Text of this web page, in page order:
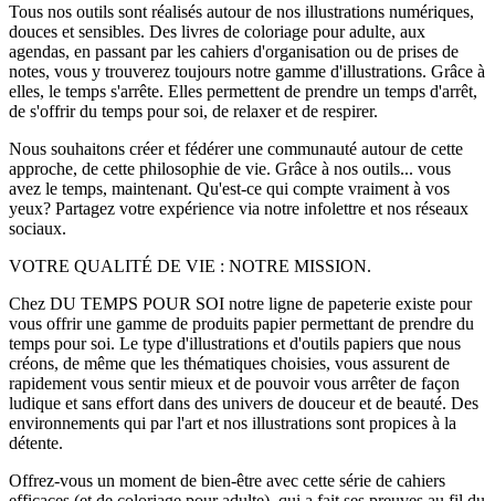
Tous nos outils sont réalisés autour de nos illustrations numériques,
douces et sensibles. Des livres de coloriage pour adulte, aux
agendas, en passant par les cahiers d'organisation ou de prises de
notes, vous y trouverez toujours notre gamme d'illustrations. Grâce à
elles, le temps s'arrête. Elles permettent de prendre un temps d'arrêt,
de s'offrir du temps pour soi, de relaxer et de respirer.
Nous souhaitons créer et fédérer une communauté autour de cette
approche, de cette philosophie de vie. Grâce à nos outils... vous
avez le temps, maintenant. Qu'est-ce qui compte vraiment à vos
yeux? Partagez votre expérience via notre infolettre et nos réseaux
sociaux.
VOTRE QUALITÉ DE VIE : NOTRE MISSION.
Chez DU TEMPS POUR SOI notre ligne de papeterie existe pour
vous offrir une gamme de produits papier permettant de prendre du
temps pour soi. Le type d'illustrations et d'outils papiers que nous
créons, de même que les thématiques choisies, vous assurent de
rapidement vous sentir mieux et de pouvoir vous arrêter de façon
ludique et sans effort dans des univers de douceur et de beauté. Des
environnements qui par l'art et nos illustrations sont propices à la
détente.
Offrez-vous un moment de bien-être avec cette série de cahiers